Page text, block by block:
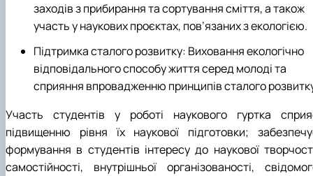
заходів з прибирання та сортування сміття, а також
участь у наукових проєктах, пов’язаних з екологією.
Підтримка сталого розвитку: Виховання екологічно
відповідального способу життя серед молоді та
сприяння впровадженню принципів сталого
Участь студентів у роботі наукового гуртка
підвищенню рівня їх наукової підготовки;
формування в студентів інтересу до наукової
самостійності, внутрішньої організованості,